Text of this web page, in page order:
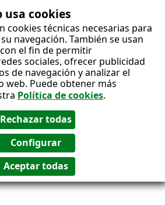
usa cookies
cookies técnicas necesarias para
navegación. También se usan
el fin de permitir
sociales, ofrecer publicidad
de navegación y analizar el
web. Puede obtener más
Política de cookies.